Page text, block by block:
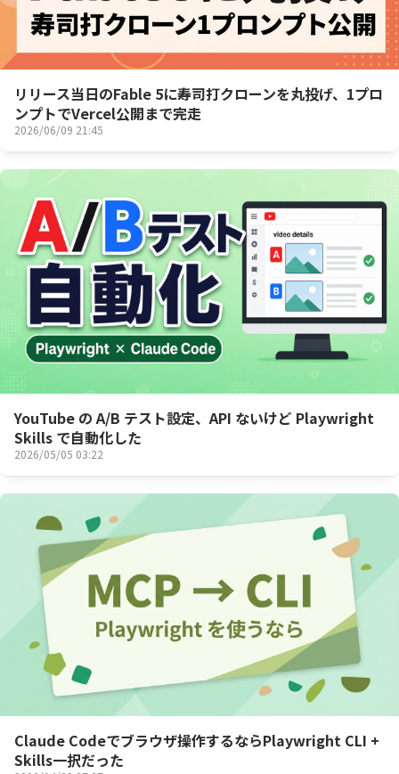
リリース当日のFable 5に寿司打クローンを丸投げ、1プロ
ンプトでVercel公開まで完走
2026/06/09 21:45
YouTube の A/B テスト設定、API ないけど Playwright
Skills で自動化した
2026/05/05 03:22
Claude Codeでブラウザ操作するならPlaywright CLI +
Skills一択だった